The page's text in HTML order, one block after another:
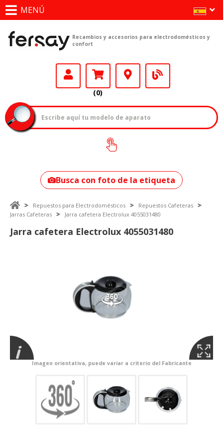
MENÚ
Recambios y accesorios para electrodomésticos y
confort
(0)
¿Cómo encontrar
tu modelo?
Busca con foto de la etiqueta
Repuestos para Electrodomésticos
Repuestos Cafeteras
Jarras Cafeteras
Jarra cafetera Electrolux 4055031480
Jarra cafetera Electrolux 4055031480
Imagen orientativa, puede variar a criterio del Fabricante